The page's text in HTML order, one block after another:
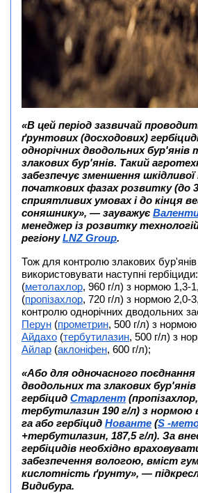
«В цей період зазвичай
ґрунтових (досходових)
однорічних дводольних бур'янів
злакових бур'янів. Такий
забезпечує зменшення шкідливої
початкових фазах розвитку (до
сприятливих умовах і до кінця
соняшнику», — зауважує
менеджер із розвитку
регіону LNZ Group.
Тож для контролю злакових
використовувати наступні гербіциди:
(метолахлор, 960 г/л) з нормою 1,3-
(пропізахлор, 720 г/л) з нормою 2,0-
контролю однорічних дводольних
Перун (прометрин, 500 г/л) з
Айдахо (тербутилазин, 500 г/л) з
Айлар (аклоніфен, 600 г/л);
«Або для одночасного
дводольних та злакових
гербіцид Старлент
тербутилазин 190 г/л) з нормою
га або гербіцид Нованте (S -
+тербутилазин, 187,5 г/л). За
гербіцидів необхідно
забезпечення вологою, вміст
кислотність ґрунту», —
Видибура.